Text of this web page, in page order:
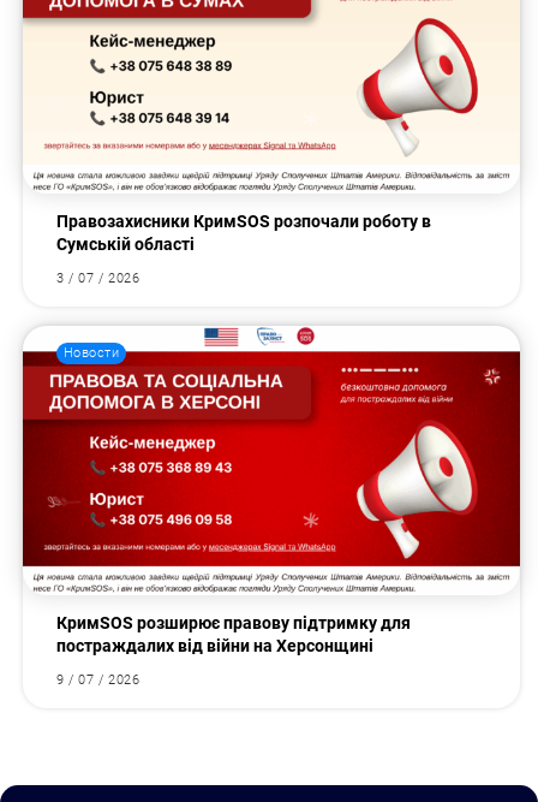
Правозахисники КримSOS розпочали роботу в
Сумській області
3 / 07 / 2026
Новости
КримSOS розширює правову підтримку для
постраждалих від війни на Херсонщині
9 / 07 / 2026